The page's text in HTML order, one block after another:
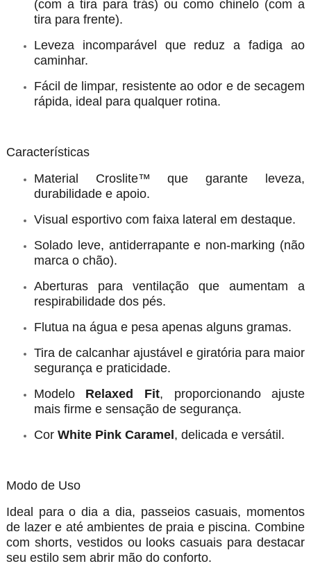
(com a tira para trás) ou como chinelo (com a
tira para frente).
Leveza incomparável que reduz a fadiga ao
caminhar.
Fácil de limpar, resistente ao odor e de secagem
rápida, ideal para qualquer rotina.
Características
Material Croslite™ que garante leveza,
durabilidade e apoio.
Visual esportivo com faixa lateral em destaque.
Solado leve, antiderrapante e non-marking (não
marca o chão).
Aberturas para ventilação que aumentam a
respirabilidade dos pés.
Flutua na água e pesa apenas alguns gramas.
Tira de calcanhar ajustável e giratória para maior
segurança e praticidade.
Modelo Relaxed Fit, proporcionando ajuste
mais firme e sensação de segurança.
Cor White Pink Caramel , delicada e versátil.
Modo de Uso
Ideal para o dia a dia, passeios casuais, momentos
de lazer e até ambientes de praia e piscina. Combine
com shorts, vestidos ou looks casuais para destacar
seu estilo sem abrir mão do conforto.